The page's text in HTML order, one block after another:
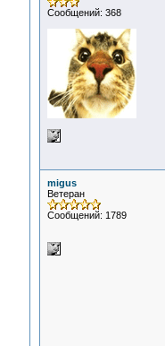
Сообщений: 368
migus
Ветеран
Сообщений: 1789